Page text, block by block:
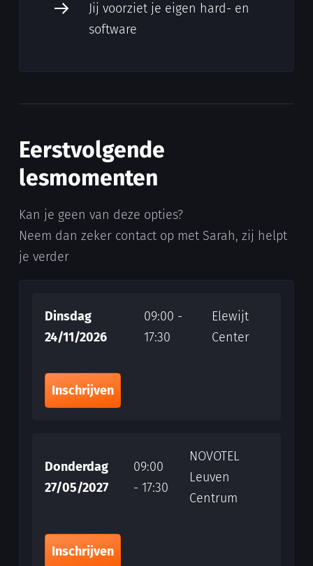
Jij voorziet je eigen hard- en
software
Eerstvolgende
lesmomenten
Kan je geen van deze opties?
Neem dan zeker contact op met Sarah, zij helpt
je verder
Dinsdag
24/11/2026
09:00 -
17:30
Elewijt
Center
Inschrijven
Donderdag
27/05/2027
09:00
- 17:30
NOVOTEL
Leuven
Centrum
Inschrijven